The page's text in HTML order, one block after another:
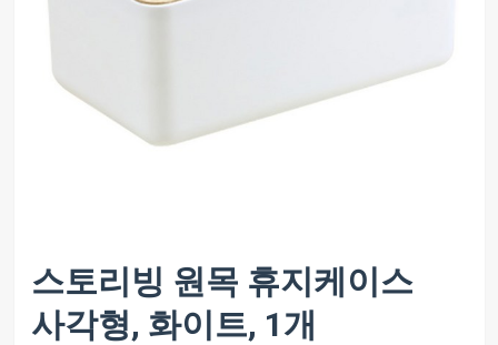
스토리빙 원목 휴지케이스
사각형, 화이트, 1개